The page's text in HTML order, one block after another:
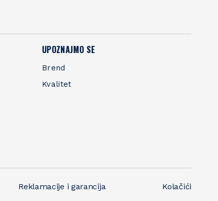
UPOZNAJMO SE
Brend
Kvalitet
Reklamacije i garancija Kolačići